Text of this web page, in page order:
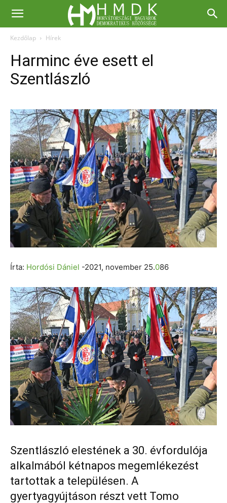
Kezdőlap Hírek
Harminc éve esett el
Szentlászló
Írta: Hordósi Dániel -2021, november 25.086
Szentlászló elestének a 30. évfordulója
alkalmából kétnapos megemlékezést
tartottak a településen. A
gyertyagyújtáson részt vett Tomo